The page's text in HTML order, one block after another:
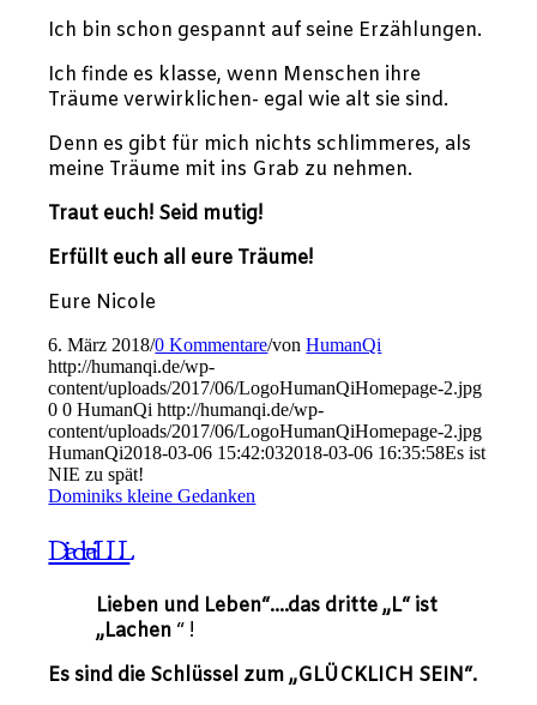
Ich bin schon gespannt auf seine Erzählungen.
Ich finde es klasse, wenn Menschen ihre
Träume verwirklichen- egal wie alt sie sind.
Denn es gibt für mich nichts schlimmeres, als
meine Träume mit ins Grab zu nehmen.
Traut euch! Seid mutig!
Erfüllt euch all eure Träume!
Eure Nicole
6. März 2018/0 Kommentare/vonHumanQi
http://humanqi.de/wp-
content/uploads/2017/06/LogoHumanQiHomepage-2.jpg
0 0 HumanQi http://humanqi.de/wp-
content/uploads/2017/06/LogoHumanQiHomepage-2.jpg
HumanQi2018-03-06 15:42:032018-03-06 16:35:58Es ist
NIE zu spät!
Dominiks kleine Gedanken
Die drei LLL
Lieben und Leben“….das dritte „L“ ist
„Lachen “ !
Es sind die Schlüssel zum „GLÜCKLICH SEIN“.